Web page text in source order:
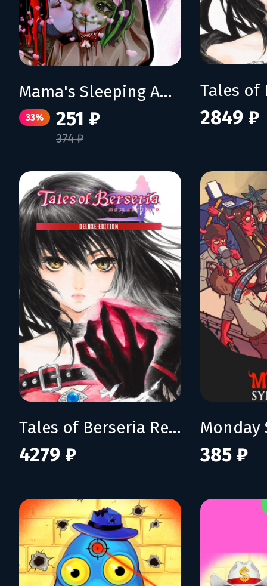
Mama's Sleeping Angels
33% 251 ₽
374 ₽
2849 ₽
Tales of Berseria Remastered: Deluxe Edition
4279 ₽
Monday
385 ₽